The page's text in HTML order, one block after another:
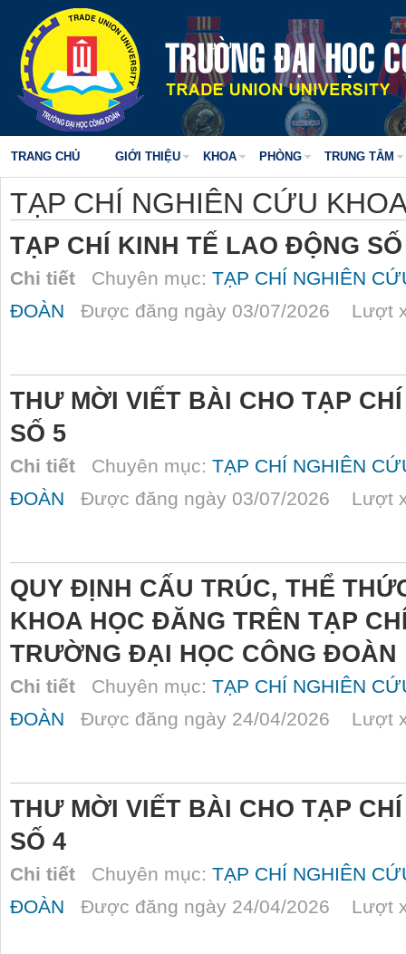
TRANG CHỦ GIỚI THIỆU KHOA PHÒNG TRUNG TÂM
TẠP CHÍ NGHIÊN CỨU
TẠP CHÍ KINH TẾ LAO ĐỘNG
Chi tiết Chuyên mục: TẠP CHÍ NGHIÊN
ĐOÀN Được đăng ngày 03/07/2026 Lượt
THƯ MỜI VIẾT BÀI CHO TẠP
SỐ 5
Chi tiết Chuyên mục: TẠP CHÍ NGHIÊN
ĐOÀN Được đăng ngày 03/07/2026 Lượt
QUY ĐỊNH CẤU TRÚC, THỂ
KHOA HỌC ĐĂNG TRÊN TẠP
TRƯỜNG ĐẠI HỌC CÔNG ĐOÀN
Chi tiết Chuyên mục: TẠP CHÍ NGHIÊN
ĐOÀN Được đăng ngày 24/04/2026 Lượt
THƯ MỜI VIẾT BÀI CHO TẠP
SỐ 4
Chi tiết Chuyên mục: TẠP CHÍ NGHIÊN
ĐOÀN Được đăng ngày 24/04/2026 Lượt